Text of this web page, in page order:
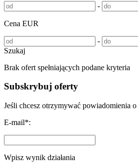
-
Cena EUR
-
Szukaj
Brak ofert spełniających podane kryteria
Subskrybuj oferty
Jeśli chcesz otrzymywać powiadomienia
E-mail*:
Wpisz wynik działania